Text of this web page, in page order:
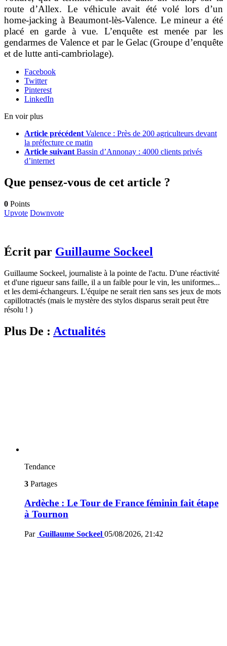
route d’Allex. Le véhicule avait été volé lors d’un
home-jacking à Beaumont-lès-Valence. Le mineur a été
placé en garde à vue. L’enquête est menée par les
gendarmes de Valence et par le Gelac (Groupe d’enquête
et de lutte anti-cambriolage).
Facebook
Twitter
Pinterest
LinkedIn
En voir plus
Article précédent Valence : Près de 200 agriculteurs devant
la préfecture ce matin
Article suivant Bassin d’Annonay : 4000 clients privés
d’internet
Que pensez-vous de cet article ?
0 Points
Upvote Downvote
Écrit par Guillaume Sockeel
Guillaume Sockeel, journaliste à la pointe de l'actu. D'une réactivité
et d'une rigueur sans faille, il a un faible pour le vin, les uniformes...
et les demi-échangeurs. L'équipe ne serait rien sans ses jeux de mots
capillotractés (mais le mystère des stylos disparus serait peut être
résolu ! )
Plus De : Actualités
Tendance
3 Partages
Ardèche : Le Tour de France féminin fait étape
à Tournon
Par Guillaume Sockeel 05/08/2026, 21:42